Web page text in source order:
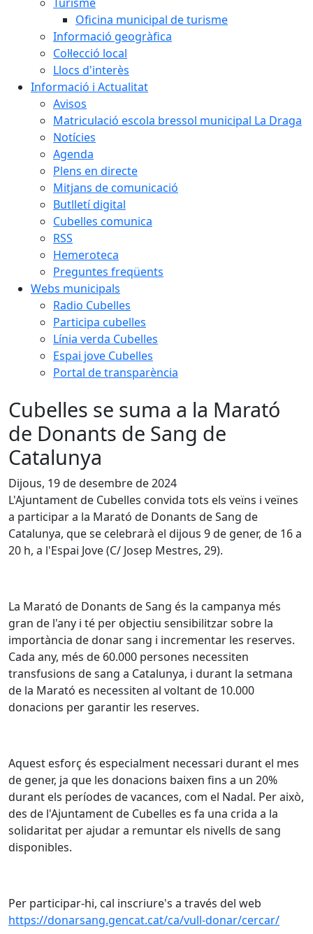
Oficina municipal de turisme
Informació geogràfica
Col·lecció local
Llocs d'interès
Informació i Actualitat
Avisos
Matriculació escola bressol municipal La Draga
Notícies
Agenda
Plens en directe
Mitjans de comunicació
Butlletí digital
Cubelles comunica
RSS
Hemeroteca
Preguntes freqüents
Webs municipals
Radio Cubelles
Participa cubelles
Línia verda Cubelles
Espai jove Cubelles
Portal de transparència
Cubelles se suma a la Marató
de Donants de Sang de
Catalunya
Dijous, 19 de desembre de 2024
L'Ajuntament de Cubelles convida tots els veïns i veïnes
a participar a la Marató de Donants de Sang de
Catalunya, que se celebrarà el dijous 9 de gener, de 16 a
20 h, a l'Espai Jove (C/ Josep Mestres, 29).
La Marató de Donants de Sang és la campanya més
gran de l'any i té per objectiu sensibilitzar sobre la
importància de donar sang i incrementar les reserves.
Cada any, més de 60.000 persones necessiten
transfusions de sang a Catalunya, i durant la setmana
de la Marató es necessiten al voltant de 10.000
donacions per garantir les reserves.
Aquest esforç és especialment necessari durant el mes
de gener, ja que les donacions baixen fins a un 20%
durant els períodes de vacances, com el Nadal. Per això,
des de l'Ajuntament de Cubelles es fa una crida a la
solidaritat per ajudar a remuntar els nivells de sang
disponibles.
Per participar-hi, cal inscriure's a través del web
https://donarsang.gencat.cat/ca/vull-donar/cercar/